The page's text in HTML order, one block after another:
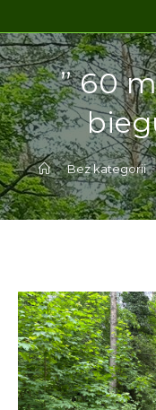
” 60
> Bez kategorii